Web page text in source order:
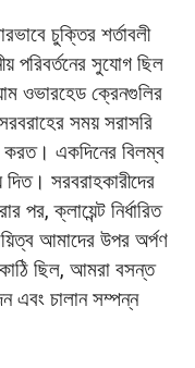
চুক্তির শর্তাবলী
পরিবর্তনের সুযোগ ছিল
ওভারহেড ক্রেনগুলির
সময় সরাসরি
করত। একদিনের বিলম্ব
সরবরাহকারীদের
ক্লায়েন্ট নির্ধারিত
আমাদের উপর অর্পণ
ছিল, আমরা বসন্ত
এবং চালান সম্পন্ন